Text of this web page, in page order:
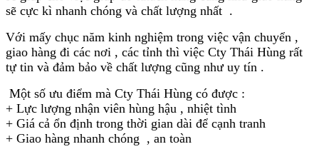
sẽ cực kì nhanh chóng và chất lượng nhất .
Với mấy chục năm kinh nghiệm trong việc vận chuyển ,
giao hàng đi các nơi , các tỉnh thì việc Cty Thái Hùng rất
tự tin và đảm bảo về chất lượng cũng như uy tín .
Một số ưu điểm mà Cty Thái Hùng có được :
+ Lực lượng nhận viên hùng hậu , nhiệt tình
+ Giá cả ổn định trong thời gian dài để cạnh tranh
+ Giao hàng nhanh chóng , an toàn